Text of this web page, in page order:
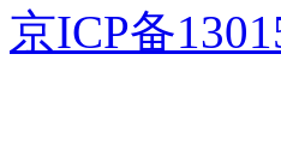
京ICP备